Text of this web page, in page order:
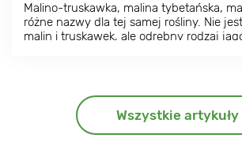
Malino-truskawka, malina tybetańska,
różne nazwy dla tej samej rośliny. Nie
malin i truskawek, ale odrębny rodzaj
Wszystkie artykuły